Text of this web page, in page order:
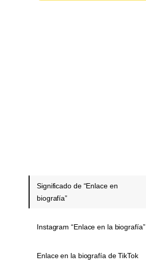
Significado de “Enlace en
biografía”
Instagram “Enlace en la biografía”
Enlace en la biografía de TikTok